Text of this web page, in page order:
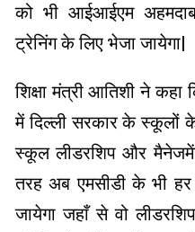
को भी आईआईएम
ट्रेनिंग के लिए भेजा जायेगा|
शिक्षा मंत्री आतिशी ने
में दिल्ली सरकार के स्कूलों
स्कूल लीडरशिप और
तरह अब एमसीडी के भी
जायेगा जहाँ से वो